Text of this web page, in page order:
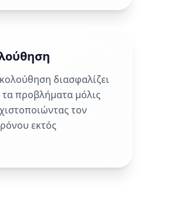
διασφαλίζει
τα προβλήματα μόλις
τον
εκτός